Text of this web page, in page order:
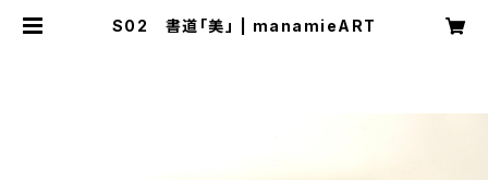
S02 書道「美」 | manamieART